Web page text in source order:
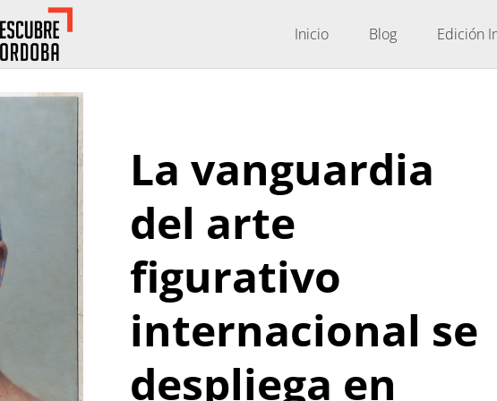
Inicio Blog Edición
La vanguardia
del arte
figurativo
internacional se
despliega en